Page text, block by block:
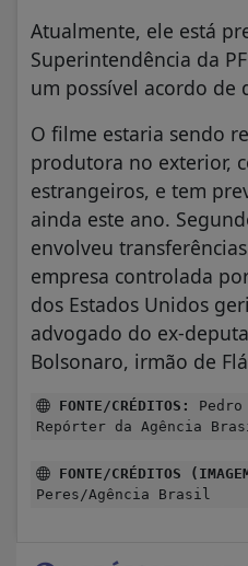
Atualmente, ele está
Superintendência da
um possível acordo de
O filme estaria sendo
produtora no exterior,
estrangeiros, e tem
ainda este ano.
envolveu
empresa controlada
dos Estados Unidos
advogado do ex-
Bolsonaro, irmão de
FONTE/CRÉDITOS:
Repórter da Agência
FONTE/CRÉDITOS
Peres/Agência Brasil